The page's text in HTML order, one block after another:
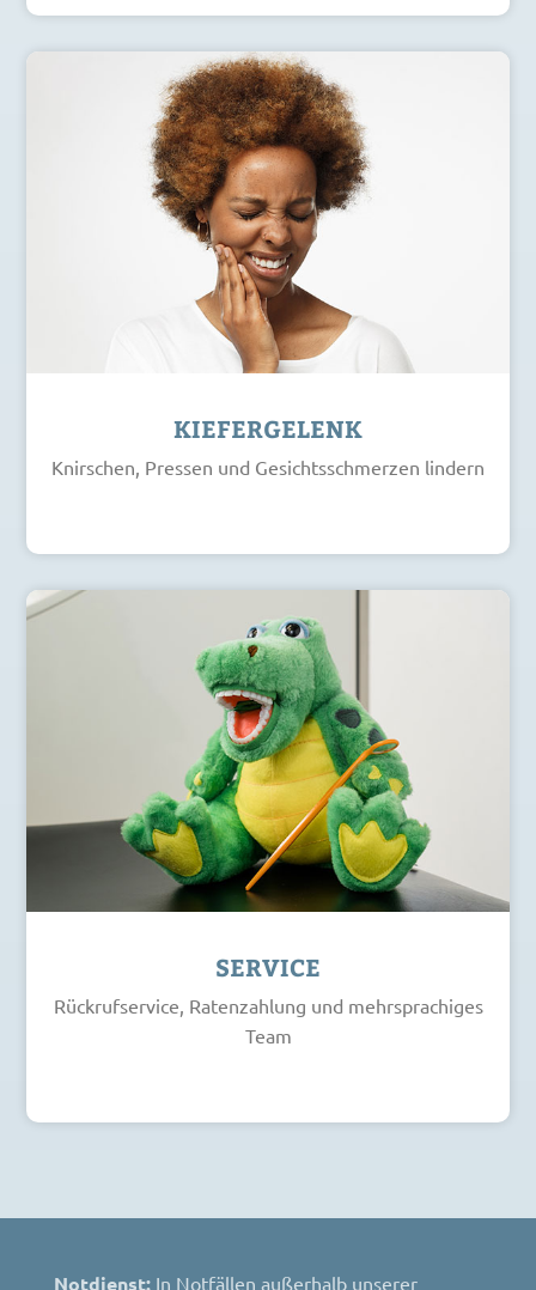
KIEFERGELENK
Knirschen, Pressen und Gesichtsschmerzen lindern
SERVICE
Rückrufservice, Ratenzahlung und mehrsprachiges
Team
Notdienst:In Notfällen außerhalb unserer